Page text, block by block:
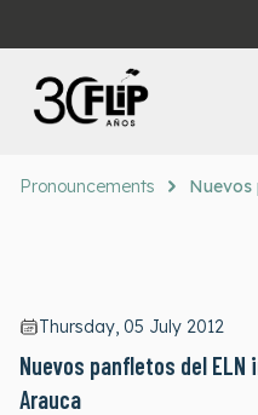
Pronouncements Nuevos
Thursday, 05 July 2012
Nuevos panfletos del
Arauca